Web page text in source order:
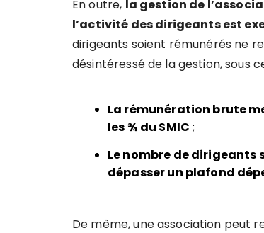
En outre, la gestion de
l’activité des dirigeants est
dirigeants soient rémunérés ne
désintéressé de la gestion, sous
La rémunération brute
les ¾ du SMIC ;
Le nombre de dirigeants
dépasser un plafond
De même, une association peut